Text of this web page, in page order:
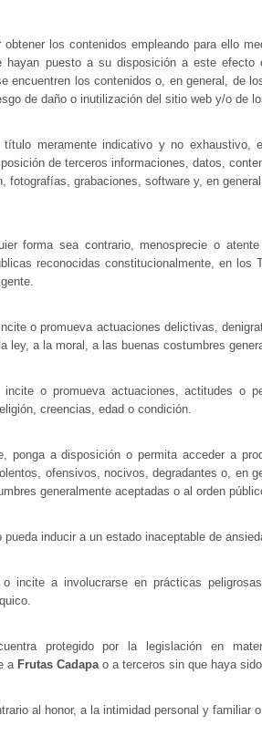
obtener los contenidos empleando para ello
hayan puesto a su disposición a este efecto
encuentren los contenidos o, en general, de
de daño o inutilización del sitio web y/o de
meramente indicativo y no exhaustivo,
de terceros informaciones, datos,
fotografías, grabaciones, software y, en
forma sea contrario, menosprecie o
reconocidas constitucionalmente, en
o promueva actuaciones delictivas,
ley, a la moral, a las buenas costumbres
incite o promueva actuaciones, actitudes o
creencias, edad o condición.
ponga a disposición o permita acceder a
ofensivos, nocivos, degradantes o, en
generalmente aceptadas o al orden
pueda inducir a un estado inaceptable de
o incite a involucrarse en prácticas
protegido por la legislación en
a Frutas Cadapao a terceros sin que haya
al honor, a la intimidad personal y familiar